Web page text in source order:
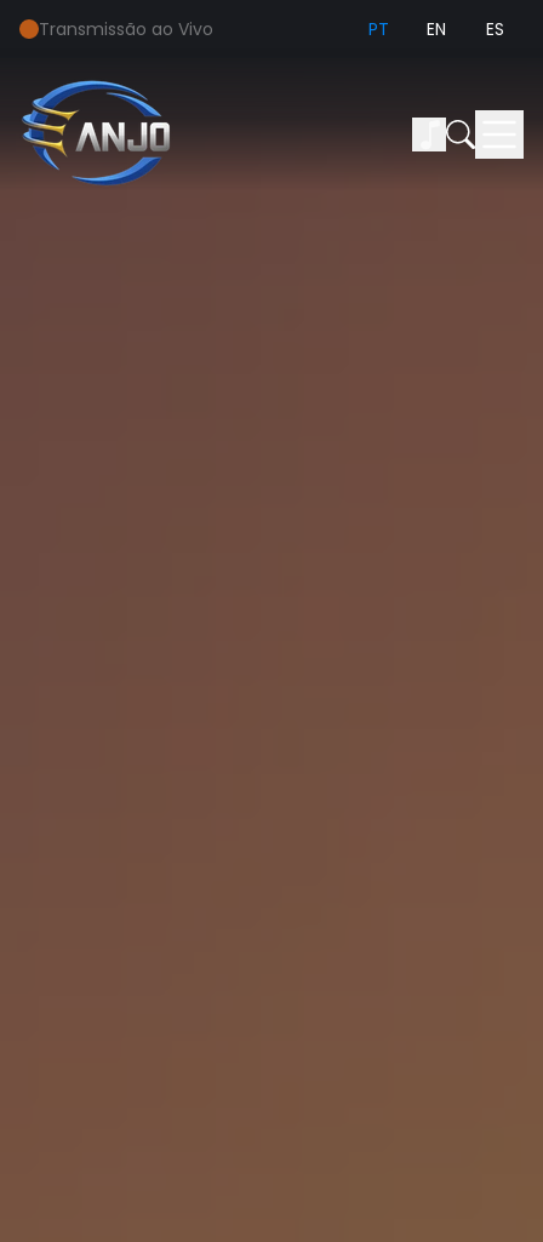
Transmissão ao Vivo PT EN ES